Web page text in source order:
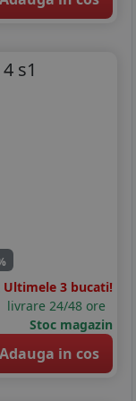
s1
Ultimele 3 bucati!
livrare 24/48 ore
Stoc magazin
Adauga in cos